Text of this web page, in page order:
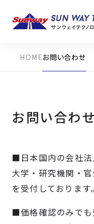
お問い合わせ
お問い合わせ
■日本国内の会社法
大学・研究機関・
を受付しております。
■価格確認のみでも